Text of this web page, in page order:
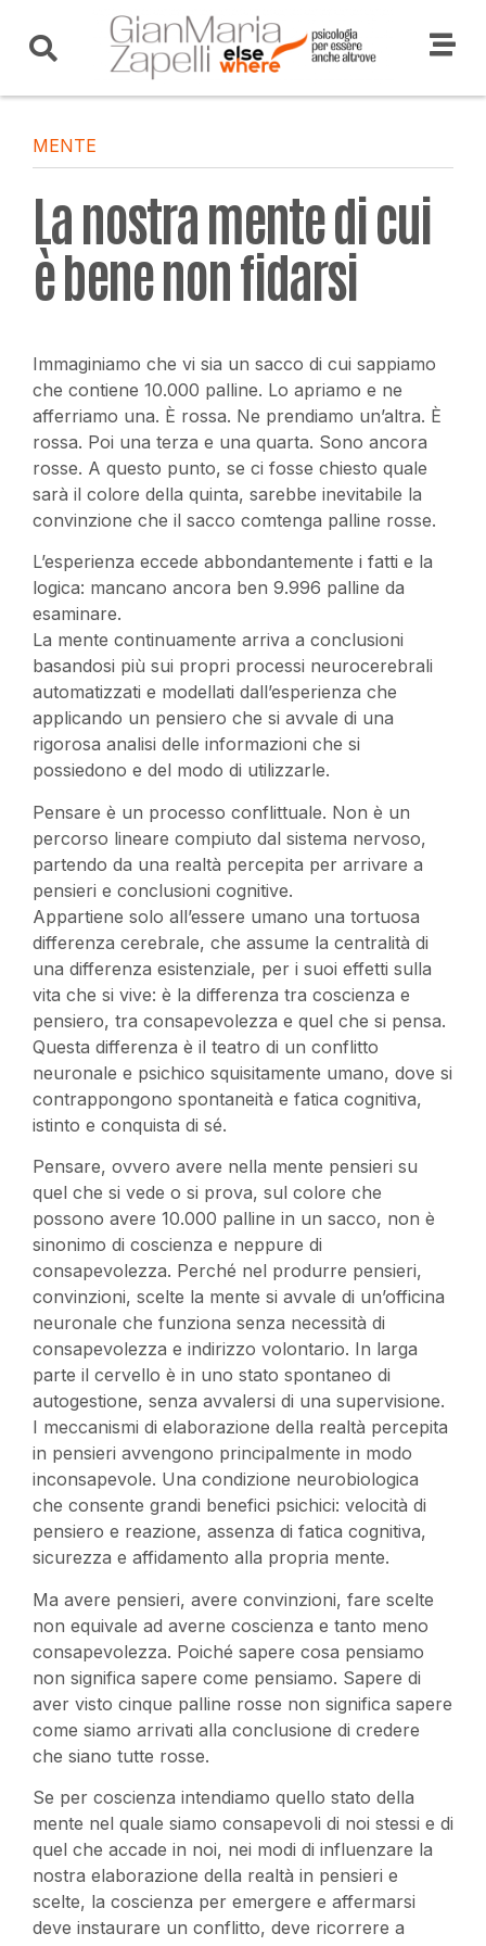
MENTE
La nostra mente di cui
è bene non fidarsi
Immaginiamo che vi sia un sacco di cui sappiamo
che contiene 10.000 palline. Lo apriamo e ne
afferriamo una. È rossa. Ne prendiamo un’altra. È
rossa. Poi una terza e una quarta. Sono ancora
rosse. A questo punto, se ci fosse chiesto quale
sarà il colore della quinta, sarebbe inevitabile la
convinzione che il sacco comtenga palline rosse.
L’esperienza eccede abbondantemente i fatti e la
logica: mancano ancora ben 9.996 palline da
esaminare.
La mente continuamente arriva a conclusioni
basandosi più sui propri processi neurocerebrali
automatizzati e modellati dall’esperienza che
applicando un pensiero che si avvale di una
rigorosa analisi delle informazioni che si
possiedono e del modo di utilizzarle.
Pensare è un processo conflittuale. Non è un
percorso lineare compiuto dal sistema nervoso,
partendo da una realtà percepita per arrivare a
pensieri e conclusioni cognitive.
Appartiene solo all’essere umano una tortuosa
differenza cerebrale, che assume la centralità di
una differenza esistenziale, per i suoi effetti sulla
vita che si vive: è la differenza tra coscienza e
pensiero, tra consapevolezza e quel che si pensa.
Questa differenza è il teatro di un conflitto
neuronale e psichico squisitamente umano, dove si
contrappongono spontaneità e fatica cognitiva,
istinto e conquista di sé.
Pensare, ovvero avere nella mente pensieri su
quel che si vede o si prova, sul colore che
possono avere 10.000 palline in un sacco, non è
sinonimo di coscienza e neppure di
consapevolezza. Perché nel produrre pensieri,
convinzioni, scelte la mente si avvale di un’officina
neuronale che funziona senza necessità di
consapevolezza e indirizzo volontario. In larga
parte il cervello è in uno stato spontaneo di
autogestione, senza avvalersi di una supervisione.
I meccanismi di elaborazione della realtà percepita
in pensieri avvengono principalmente in modo
inconsapevole. Una condizione neurobiologica
che consente grandi benefici psichici: velocità di
pensiero e reazione, assenza di fatica cognitiva,
sicurezza e affidamento alla propria mente.
Ma avere pensieri, avere convinzioni, fare scelte
non equivale ad averne coscienza e tanto meno
consapevolezza. Poiché sapere cosa pensiamo
non significa sapere come pensiamo. Sapere di
aver visto cinque palline rosse non significa sapere
come siamo arrivati alla conclusione di credere
che siano tutte rosse.
Se per coscienza intendiamo quello stato della
mente nel quale siamo consapevoli di noi stessi e di
quel che accade in noi, nei modi di influenzare la
nostra elaborazione della realtà in pensieri e
scelte, la coscienza per emergere e affermarsi
deve instaurare un conflitto, deve ricorrere a